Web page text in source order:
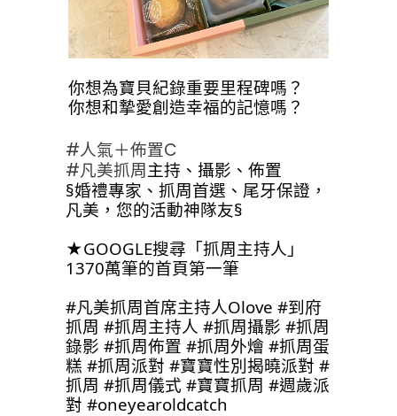
你想為寶貝紀錄重要里程碑嗎？
你想和摯愛創造幸福的記憶嗎？
#人氣＋佈置C
#凡美抓周主持、攝影、佈置
§婚禮專家、抓周首選、尾牙保證，
凡美，您的活動神隊友§
★GOOGLE搜尋「抓周主持人」
1370萬筆的首頁第一筆
#凡美抓周首席主持人Olove #到府
抓周 #抓周主持人 #抓周攝影 #抓周
錄影 #抓周佈置 #抓周外燴 #抓周蛋
糕 #抓周派對 #寶寶性別揭曉派對 #
抓周 #抓周儀式 #寶寶抓周 #週歲派
對 #oneyearoldcatch